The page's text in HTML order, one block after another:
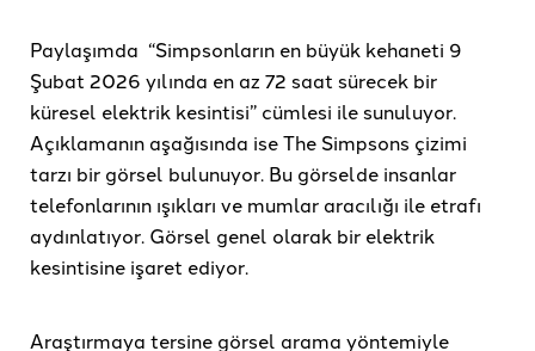
Paylaşımda “Simpsonların en büyük kehaneti 9
Şubat 2026 yılında en az 72 saat sürecek bir
küresel elektrik kesintisi” cümlesi ile sunuluyor.
Açıklamanın aşağısında ise The Simpsons çizimi
tarzı bir görsel bulunuyor. Bu görselde insanlar
telefonlarının ışıkları ve mumlar aracılığı ile etrafı
aydınlatıyor. Görsel genel olarak bir elektrik
kesintisine işaret ediyor.
Araştırmaya tersine görsel arama yöntemiyle